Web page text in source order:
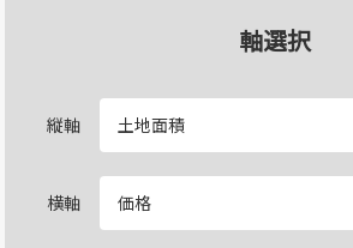
軸選択
縦軸
横軸